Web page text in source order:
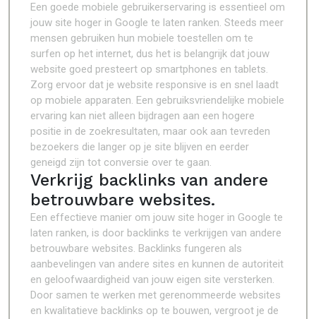
Een goede mobiele gebruikerservaring is essentieel om
jouw site hoger in Google te laten ranken. Steeds meer
mensen gebruiken hun mobiele toestellen om te
surfen op het internet, dus het is belangrijk dat jouw
website goed presteert op smartphones en tablets.
Zorg ervoor dat je website responsive is en snel laadt
op mobiele apparaten. Een gebruiksvriendelijke mobiele
ervaring kan niet alleen bijdragen aan een hogere
positie in de zoekresultaten, maar ook aan tevreden
bezoekers die langer op je site blijven en eerder
geneigd zijn tot conversie over te gaan.
Verkrijg backlinks van andere
betrouwbare websites.
Een effectieve manier om jouw site hoger in Google te
laten ranken, is door backlinks te verkrijgen van andere
betrouwbare websites. Backlinks fungeren als
aanbevelingen van andere sites en kunnen de autoriteit
en geloofwaardigheid van jouw eigen site versterken.
Door samen te werken met gerenommeerde websites
en kwalitatieve backlinks op te bouwen, vergroot je de